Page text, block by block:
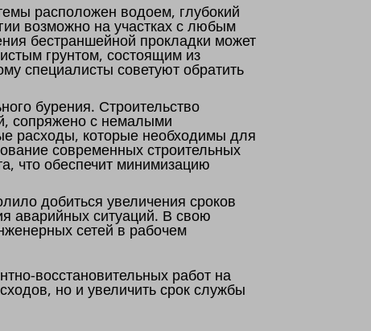
расположен водоем, глубокий
возможно на участках с любым
бестраншейной прокладки может
грунтом, состоящим из
специалисты советуют обратить
бурения. Строительство
сопряжено с немалыми
расходы, которые необходимы для
современных строительных
что обеспечит минимизацию
добиться увеличения сроков
аварийных ситуаций. В свою
сетей в рабочем
восстановительных работ на
но и увеличить срок службы